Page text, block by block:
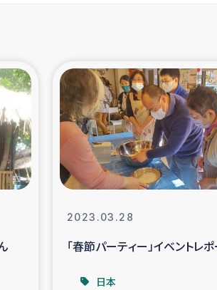
緊急人道支援
ぐサリー・リサイクル・プロジ
クト
道支援
2023.03.28
「春節パーティー」イベントレ
日本